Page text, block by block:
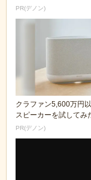
PR(デノン)
クラファン5,600万円
スピーカーを試してみ
PR(デノン)